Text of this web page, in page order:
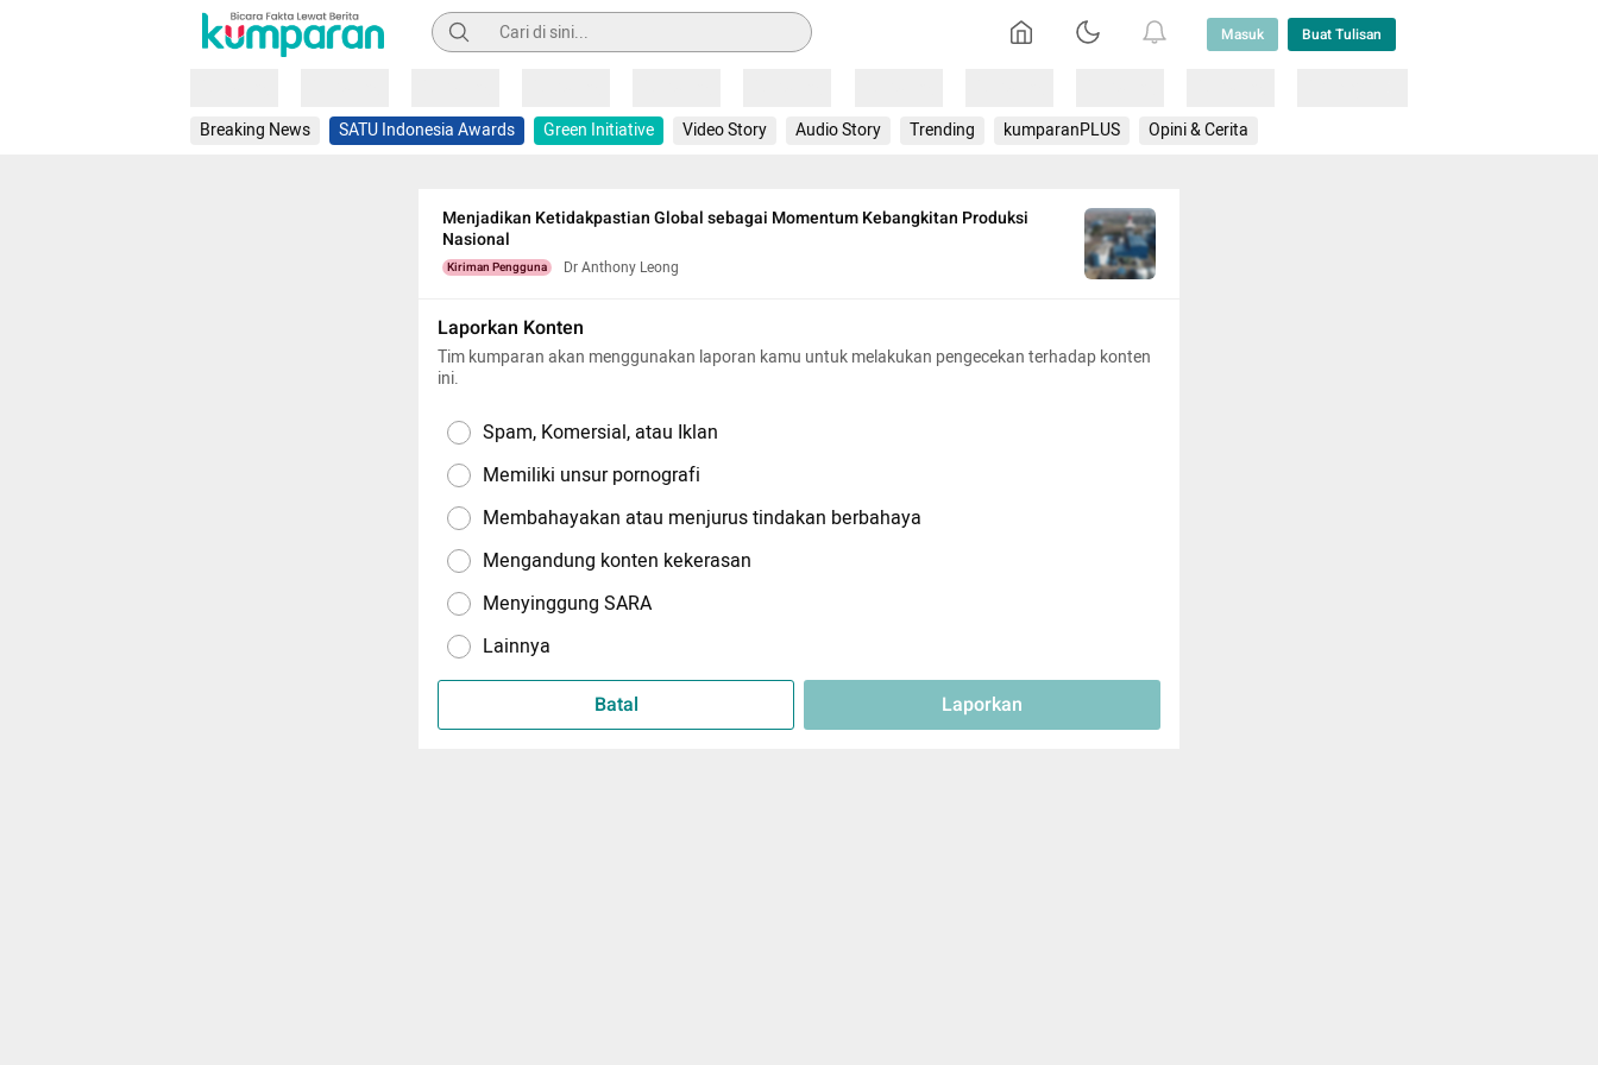
Pencarian Masuk Buat Tulisan
Breaking News SATU Indonesia Awards Green Initiative Video Story Audio Story Trending kumparanPLUS Opini & Cerita
Menjadikan Ketidakpastian Global sebagai Momentum Kebangkitan Produksi
Nasional
Kiriman Pengguna Dr Anthony Leong
Laporkan Konten
Tim kumparan akan menggunakan laporan kamu untuk melakukan pengecekan terhadap konten
ini.
Spam, Komersial, atau Iklan
Memiliki unsur pornografi
Membahayakan atau menjurus tindakan berbahaya
Mengandung konten kekerasan
Menyinggung SARA
Lainnya
Batal Laporkan